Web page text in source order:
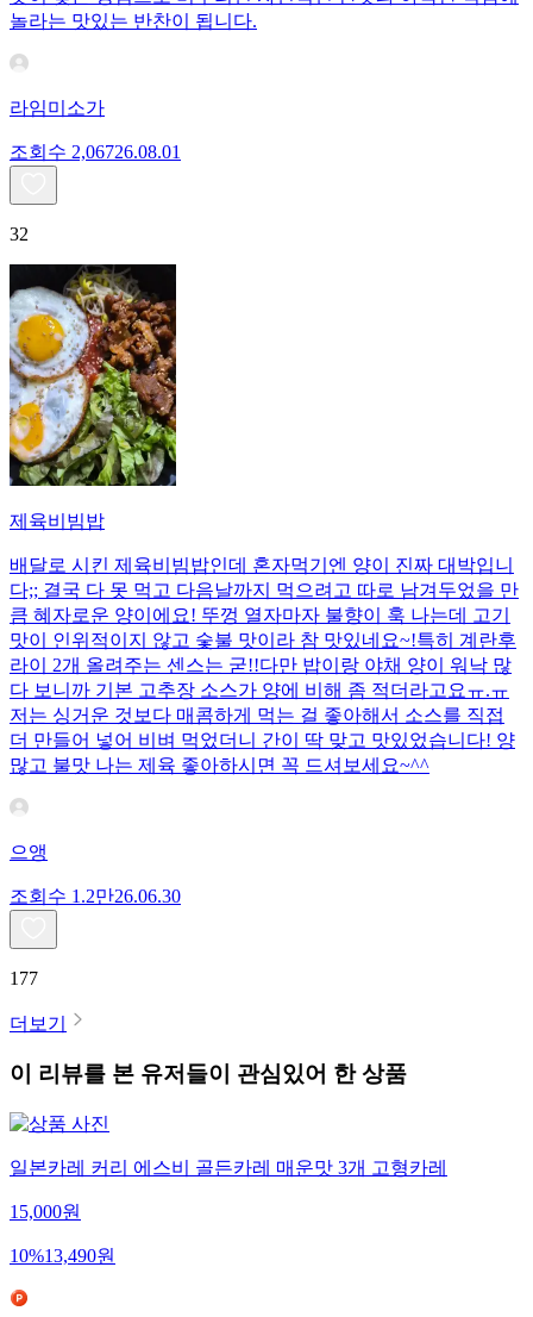
놀라는 맛있는 반찬이 됩니다.
라임미소가
조회수 2,06726.08.01
32
제육비빔밥
배달로 시킨 제육비빔밥인데 혼자먹기엔 양이 진짜 대박입니
다;; 결국 다 못 먹고 다음날까지 먹으려고 따로 남겨두었을 만
큼 혜자로운 양이에요! 뚜껑 열자마자 불향이 훅 나는데 고기
맛이 인위적이지 않고 숯불 맛이라 참 맛있네요~!특히 계란후
라이 2개 올려주는 센스는 굳!! ​다만 밥이랑 야채 양이 워낙 많
다 보니까 기본 고추장 소스가 양에 비해 좀 적더라고요ㅠ.ㅠ
저는 싱거운 것보다 매콤하게 먹는 걸 좋아해서 소스를 직접
더 만들어 넣어 비벼 먹었더니 간이 딱 맞고 맛있었습니다! 양
많고 불맛 나는 제육 좋아하시면 꼭 드셔보세요~^^
으앵
조회수 1.2만26.06.30
177
더보기
이 리뷰를 본 유저들이 관심있어 한 상품
일본카레 커리 에스비 골든카레 매운맛 3개 고형카레
15,000원
10%13,490원